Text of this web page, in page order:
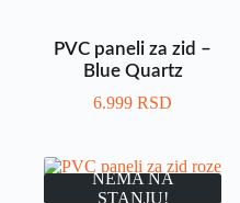
PVC paneli za zid –
Blue Quartz
6.999RSD
NEMA NA
STANJU!